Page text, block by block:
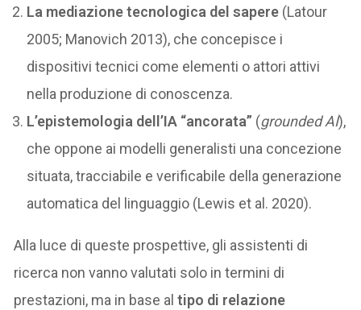
La mediazione tecnologica del sapere (Latour
2005; Manovich 2013), che concepisce i
dispositivi tecnici come elementi o attori attivi
nella produzione di conoscenza.
L’epistemologia dell’IA “ancorata” (grounded AI),
che oppone ai modelli generalisti una concezione
situata, tracciabile e verificabile della generazione
automatica del linguaggio (Lewis et al. 2020).
Alla luce di queste prospettive, gli assistenti di
ricerca non vanno valutati solo in termini di
prestazioni, ma in base altipo di relazione